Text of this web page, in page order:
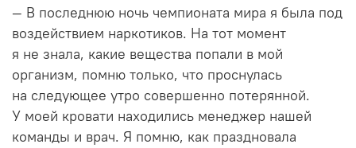
— В последнюю ночь чемпионата мира я была под
воздействием наркотиков. На тот момент
я не знала, какие вещества попали в мой
организм, помню только, что проснулась
на следующее утро совершенно потерянной.
У моей кровати находились менеджер нашей
команды и врач. Я помню, как праздновала